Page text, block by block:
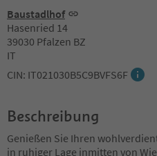
Baustadlhof
Hasenried 14
39030 Pfalzen BZ
IT
CIN: IT021030B5C9BVFS6F
Beschreibung
Genießen Sie Ihren
in ruhiger Lage inmitten von